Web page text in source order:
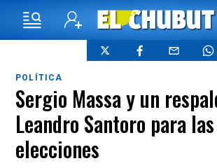
POLÍTICA
Sergio Massa y un
Leandro Santoro para las
elecciones